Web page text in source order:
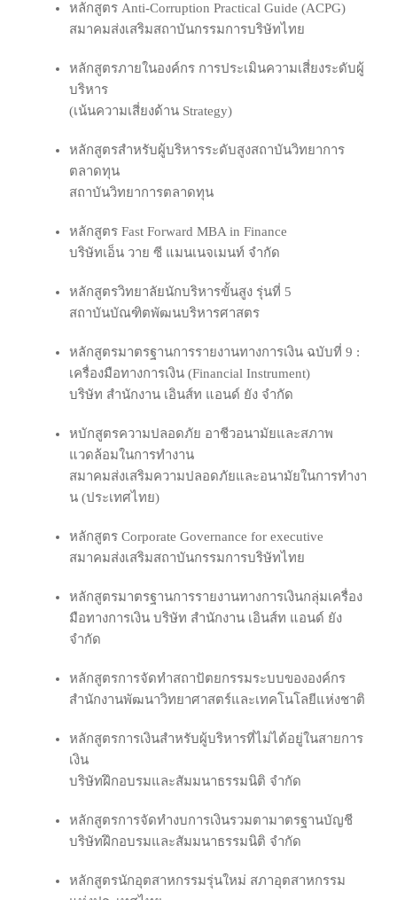
หลักสูตร Anti-Corruption Practical Guide (ACPG)
สมาคมส่งเสริมสถาบันกรรมการบริษัทไทย
หลักสูตรภายในองค์กร การประเมินความเสี่ยงระดับผู้
บริหาร
(เน้นความเสี่ยงด้าน Strategy)
หลักสูตรสำหรับผู้บริหารระดับสูงสถาบันวิทยาการ
ตลาดทุน
สถาบันวิทยาการตลาดทุน
หลักสูตร Fast Forward MBA in Finance
บริษัทเอ็น วาย ซี แมนเนจเมนท์ จำกัด
หลักสูตรวิทยาลัย​นัก​บริหาร​ขั้น​สูง รุ่นที่ 5
สถาบัน​บัณฑิต​พัฒน​บริหาร​ศาสตร
หลักสูตรมาตรฐาน​การ​รายงาน​ทางการ​เงิน​ ฉบับ​ที่​ 9​ :
เครื่อง​มือ​ทางการ​เงิน (Financial Instrument)
บริษัท​ สํานัก​งา​น ​เอิน​ส์ท แอนด์ ยัง​ จํากัด
หบักสูตรความ​ปลอด​ภัย​ อาชีวอนามัย​และ​สภาพ​
แวดล้อม​ใน​การ​ทํางาน
สมาคม​ส่ง​เสริม​ความ​ปลอดภัย​และ​อนามัย​ใน​การ​ทํางา​
น (ประเทศไทย)
หลักสูตร Corporate Governance for executive
สมาคมส่งเสริมสถาบันกรรมการบริษัทไทย
หลักสูตรมาตรฐานการรายงานทางการเงินกลุ่มเครื่อง
มือทางการเงิน บริษัท สำนักงาน เอินส์ท แอนด์ ยัง
จำกัด
หลักสูตรการ​จัด​ทําสถาปัตยกรรม​ระบบ​ของ​องค์กร
สํานักงาน​พัฒนา​วิทยาศาสตร์​และ​เทคโนโลยี​แห่ง​ชา​ติ
หลักสูตรการเงินสำหรับผู้บริหารที่ไม่ได้อยู่ในสายการ
เงิน
บริษัทฝึกอบรมและสัมมนาธรรมนิติ จำกัด
หลักสูตรการจัดทำงบการเงินรวมตามาตรฐานบัญชี
บริษัทฝึกอบรมและสัมมนาธรรมนิติ จำกัด
หลักสูตรนัก​อุตสาหกรรม​รุ่นใหม่ สภา​อุตสาหกรรม​